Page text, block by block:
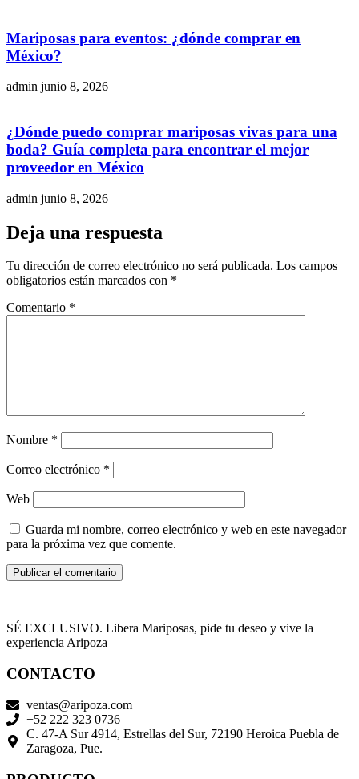
Mariposas para eventos: ¿dónde comprar en
México?
admin junio 8, 2026
¿Dónde puedo comprar mariposas vivas para una
boda? Guía completa para encontrar el mejor
proveedor en México
admin junio 8, 2026
Deja una respuesta
Tu dirección de correo electrónico no será publicada. Los campos
obligatorios están marcados con *
Comentario *
Nombre *
Correo electrónico *
Web
Guarda mi nombre, correo electrónico y web en este navegador
para la próxima vez que comente.
SÉ EXCLUSIVO. Libera Mariposas, pide tu deseo y vive la
experiencia Aripoza
CONTACTO
ventas@aripoza.com
+52 222 323 0736
C. 47-A Sur 4914, Estrellas del Sur, 72190 Heroica Puebla de
Zaragoza, Pue.